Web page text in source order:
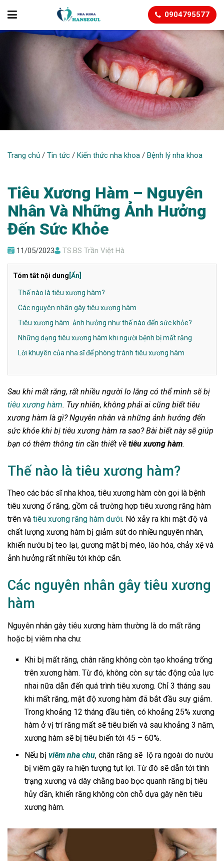
0904795577
Trang chủ / Tin tức / Kiến thức nha khoa / Bệnh lý nha khoa
Tiêu Xương Hàm – Nguyên
Nhân Và Những Ảnh Hưởng
Đến Sức Khỏe
11/05/2023 TS.BS Trần Việt Hà
Tóm tắt nội dung [Ẩn]
Thế nào là tiêu xương hàm?
Các nguyên nhân gây tiêu xương hàm
Tiêu xương hàm ảnh hưởng như thế nào đến sức khỏe?
Những dạng tiêu xương hàm khi người bệnh bị mất răng
Lời khuyên của nha sĩ để phòng tránh tiêu xương hàm
Sau khi mất răng, rất nhiều người lo lắng có thể mình sẽ bị
tiêu xương hàm. Tuy nhiên, không phải ai cũng biết tiêu
xương hàm là gì? Nguyên nhân và những ảnh hưởng đến
sức khỏe khi bị tiêu xương hàm ra sao? Bài biết này sẽ giúp
bạn có thêm thông tin cần thiết về tiêu xương hàm.
Thế nào là tiêu xương hàm?
Theo các bác sĩ nha khoa, tiêu xương hàm còn gọi là bệnh
tiêu xương ổ răng, gồm cả trường hợp tiêu xương răng hàm
trên và tiêu xương răng hàm dưới. Nó xảy ra khi mật độ và
chất lượng xương hàm bị giảm sút do nhiều nguyên nhân,
khiến nướu bị teo lại, gương mặt bị méo, lão hóa, chảy xệ và
ảnh hưởng rất nhiều tới khớp cắn.
Các nguyên nhân gây tiêu xương
hàm
Nguyên nhân gây tiêu xương hàm thường là do mất răng
hoặc bị viêm nha chu:
Khi bị mất răng, chân răng không còn tạo khoảng trống
trên xương hàm. Từ đó, không còn sự tác động của lực
nhai nữa dẫn đến quá trình tiêu xương. Chỉ 3 tháng sau
khi mất răng, mật độ xương hàm đã bắt đầu suy giảm.
Trong khoảng 12 tháng đầu tiên, có khoảng 25% xương
hàm ở vị trí răng mất sẽ tiêu biến và sau khoảng 3 năm,
xương hàm sẽ bị tiêu biến tới 45 – 60%.
Nếu bịviêm nha chu, chân răng sẽ lộ ra ngoài do nướu
bị viêm gây ra hiện tượng tụt lợi. Từ đó sẽ dẫn tới tình
trạng xương và dây chằng bao bọc quanh răng bị tiêu
hủy dần, khiến răng không còn chỗ dựa gây nên tiêu
xương hàm.